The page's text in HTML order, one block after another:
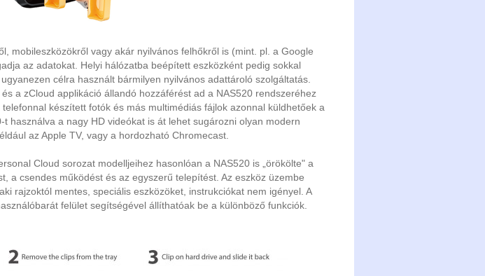
mobileszközökről vagy akár nyilvános felhőkről is (mint. pl. a Google
az adatokat. Helyi hálózatba beépített eszközként pedig sokkal
célra használt bármilyen nyilvános adattároló szolgáltatás.
a zCloud applikáció állandó hozzáférést ad a NAS520 rendszeréhez
készített fotók és más multimédiás fájlok azonnal küldhetőek a
t használva a nagy HD videókat is át lehet sugározni olyan modern
az Apple TV, vagy a hordozható Chromecast.
Cloud sorozat modelljeihez hasonlóan a NAS520 is „örökölte" a
a csendes működést és az egyszerű telepítést. Az eszköz üzembe
rajzoktól mentes, speciális eszközöket, instrukciókat nem igényel. A
felület segítségével állíthatóak be a különböző funkciók.